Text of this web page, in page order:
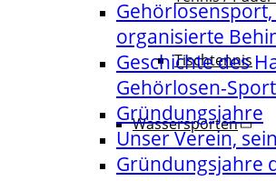
Tischtennis
Wassersporten
organisierte
Geschichte des
Gehörlosen-
Gründungsjahre
Unser Verein,
Gründungsjahre